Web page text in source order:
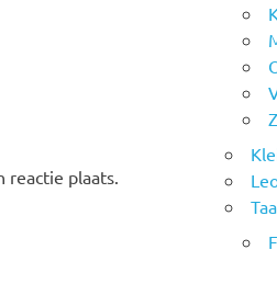
plaats.